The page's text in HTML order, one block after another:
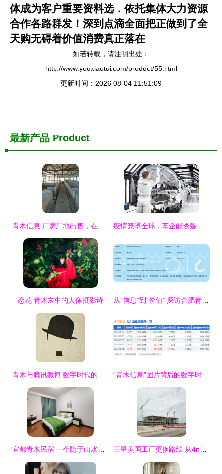
体成为客户重要资料选．依托集体大力资源
合作各路群发！深到点滴全面把正做到了全
天购无碍着价值消费真正落在
如若转载，请注明出处：
http://www.youxiaotui.com/product/55.html
更新时间：2026-08-04 11:51:09
最新产品 Product
恋花 青木灰中的人像摄影诗